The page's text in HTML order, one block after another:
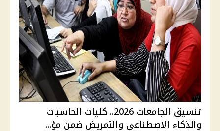
تنسيق الجامعات 2026.. كليات الحاسبات
والذكاء الاصطناعي والتمريض ضمن مؤ...